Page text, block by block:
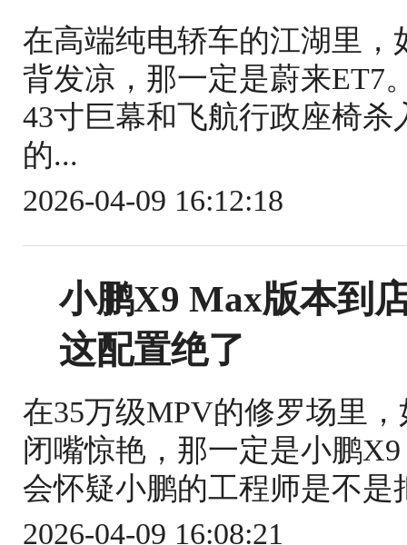
在高端纯电轿车的江湖里
背发凉，那一定是蔚来ET7
43寸巨幕和飞航行政座椅
的...
2026-04-09 16:12:18
小鹏X9 Max版本到
这配置绝了
在35万级MPV的修罗场里
闭嘴惊艳，那一定是小鹏
会怀疑小鹏的工程师是不
2026-04-09 16:08:21